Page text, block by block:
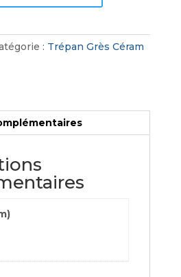
: Trépan Grès Céram